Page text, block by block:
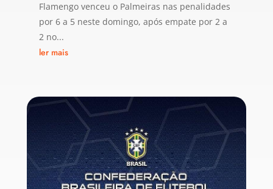
Flamengo venceu o Palmeiras nas penalidades
por 6 a 5 neste domingo, após empate por 2 a
2 no...
ler mais